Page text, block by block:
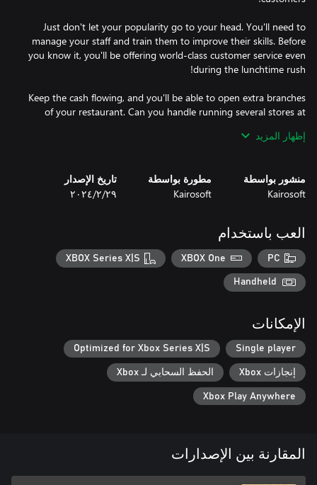
Just don't let your popularity go to your head. You'll need to
manage your staff and train them to improve their skills. Before
you know it, you'll be offering world-class customer service even
Keep the cash flowing, and you'll be able to open extra branches
of your restaurant. Can you handle running several stores at
storm!
إظهار المزيد
منشور بواسطة
Kairosoft
مطورة بواسطة
Kairosoft
تاريخ الإصدار
٢٩‏/٢‏/٢٠٢٤
العب باستخدام
PC
XBOX One
XBOX Series X|S
Handheld
الإمكانات
Single player
Optimized for Xbox Series X|S
إنجازات Xbox الحفظ السحابي لـ Xbox
Xbox Play Anywhere
المقارنة بين الإصدارات